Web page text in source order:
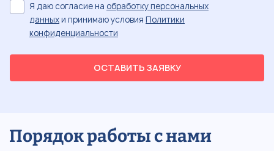
ОСТАВИТЬ ЗАЯВКУ
Я даю согласие на обработку персональных
данныхи принимаю условия Политики
конфиденциальности
Порядок работы с нами